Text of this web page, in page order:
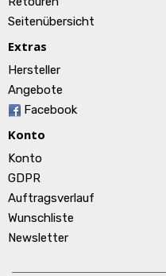
Seitenübersicht
Extras
Hersteller
Angebote
Facebook
Konto
Konto
GDPR
Auftragsverlauf
Wunschliste
Newsletter